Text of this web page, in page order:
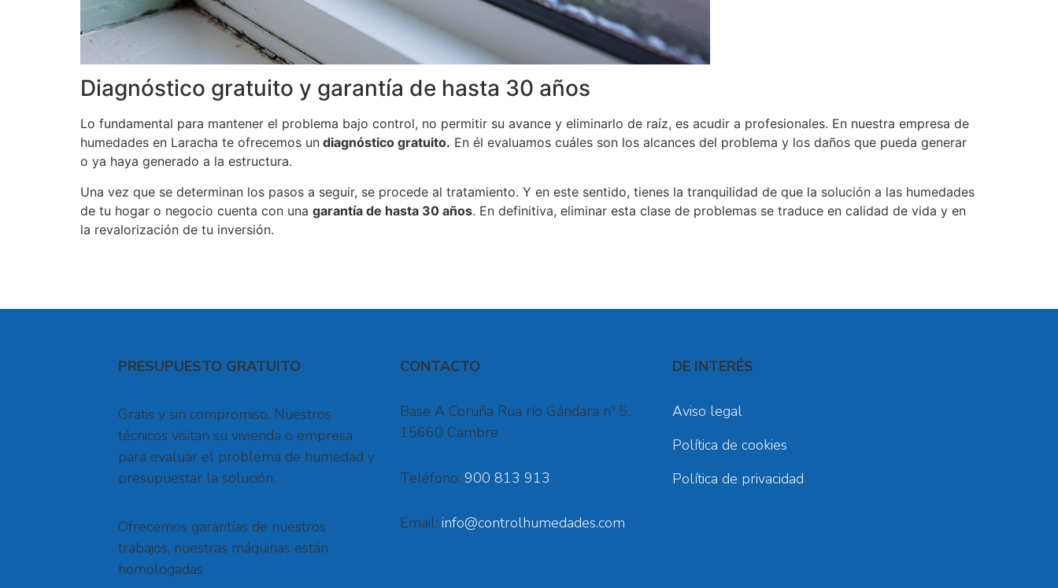
Diagnóstico gratuito y garantía de hasta 30 años
Lo fundamental para mantener el problema bajo control, no permitir su avance y eliminarlo de raíz, es acudir a profesionales. En nuestra empresa de
humedades en Laracha te ofrecemos un diagnóstico gratuito. En él evaluamos cuáles son los alcances del problema y los daños que pueda generar
o ya haya generado a la estructura.
Una vez que se determinan los pasos a seguir, se procede al tratamiento. Y en este sentido, tienes la tranquilidad de que la solución a las humedades
de tu hogar o negocio cuenta con una garantía de hasta 30 años. En definitiva, eliminar esta clase de problemas se traduce en calidad de vida y en
la revalorización de tu inversión.
PRESUPUESTO GRATUITO
Gratis y sin compromiso. Nuestros
técnicos visitan su vivienda o empresa
para evaluar el problema de humedad y
presupuestar la solución.
Ofrecemos garantías de nuestros
trabajos, nuestras máquinas están
homologadas
CONTACTO
Base A Coruña Rua río Gándara nº 5,
15660 Cambre
Teléfono: 900 813 913
Email:info@controlhumedades.com
DE INTERÉS
Aviso legal
Política de cookies
Política de privacidad